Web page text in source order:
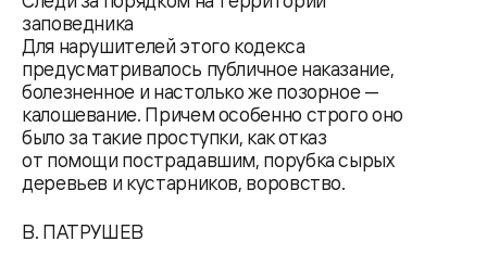
заповедника
Для нарушителей этого кодекса
предусматривалось публичное наказание,
болезненное и настолько же позорное —
калошевание. Причем особенно строго оно
было за такие проступки, как отказ
от помощи пострадавшим, порубка сырых
деревьев и кустарников, воровство.
В. ПАТРУШЕВ